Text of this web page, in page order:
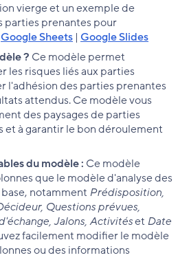
vierge et un exemple de
parties prenantes pour
Google Sheets | Google Slides
? Ce modèle permet
les risques liés aux parties
l'adhésion des parties prenantes
attendus. Ce modèle vous
des paysages de parties
et à garantir le bon déroulement
du modèle : Ce modèle
que le modèle d'analyse des
notamment Prédisposition,
Questions prévues,
Jalons, Activitéset Date
facilement modifier le modèle
ou des informations